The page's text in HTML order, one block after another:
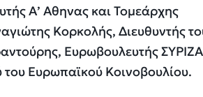
Α’ Αθηνας και Τομεάρχης
Κορκολής, Διευθυντής
Ευρωβουλευτής
Ευρωπαϊκού Κοινοβουλίου.